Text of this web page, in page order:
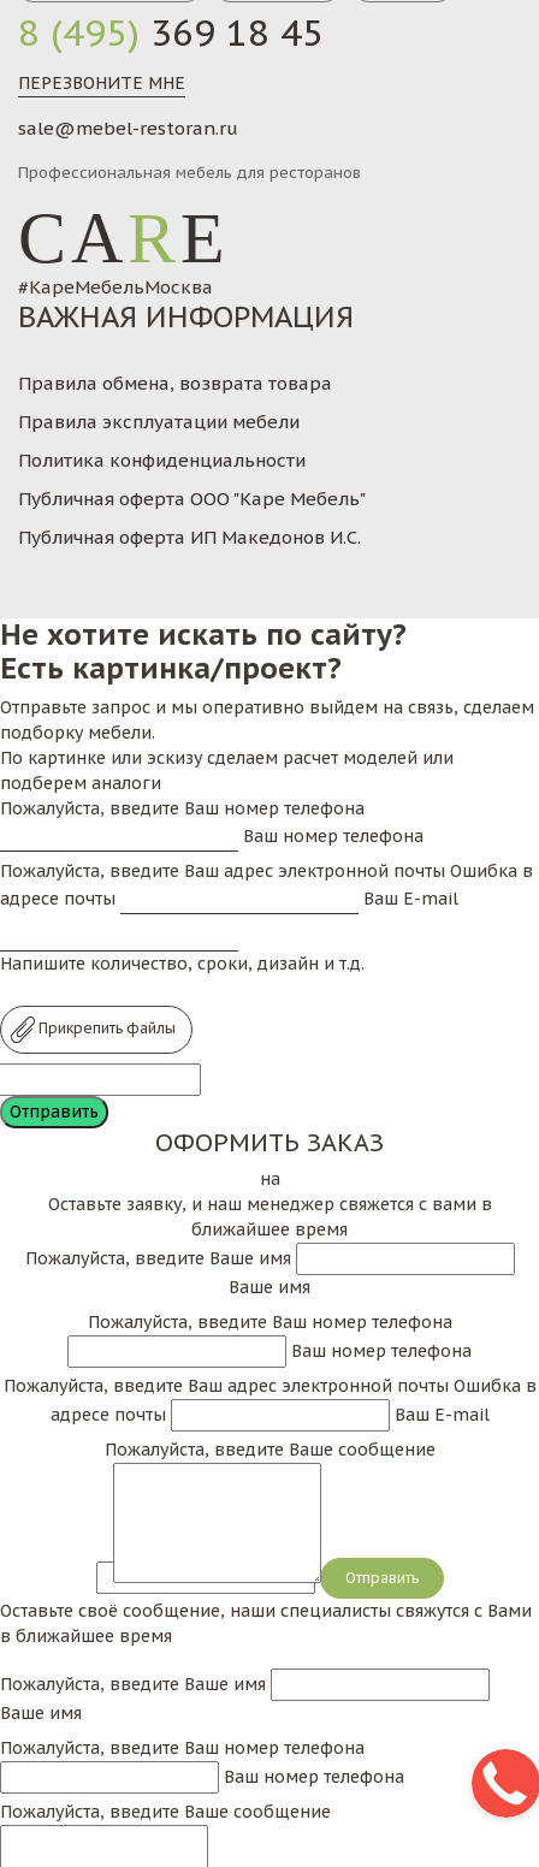
8 (495) 369 18 45
ПЕРЕЗВОНИТЕ МНЕ
sale@mebel-restoran.ru
Профессиональная мебель для ресторанов
CARE
#КареМебельМосква
ВАЖНАЯ ИНФОРМАЦИЯ
Правила обмена, возврата товара
Правила эксплуатации мебели
Политика конфиденциальности
Публичная оферта ООО "Каре Мебель"
Публичная оферта ИП Македонов И.С.
Не хотите искать по сайту?
Есть картинка/проект?
Отправьте запрос и мы оперативно выйдем на связь, сделаем
подборку мебели.
По картинке или эскизу сделаем расчет моделей или
подберем аналоги
Пожалуйста, введите Ваш номер телефона
Ваш номер телефона
Пожалуйста, введите Ваш адрес электронной почты Ошибка в
адресе почты
Ваш E-mail
Напишите количество, сроки, дизайн и т.д.
Прикрепить файлы
ОФОРМИТЬ ЗАКАЗ
на
Оставьте заявку, и наш менеджер свяжется с вами в
ближайшее время
Пожалуйста, введите Ваше имя
Ваше имя
Пожалуйста, введите Ваш номер телефона
Ваш номер телефона
Пожалуйста, введите Ваш адрес электронной почты Ошибка в
адресе почты
Ваш E-mail
Пожалуйста, введите Ваше сообщение
Сообщение
Оставьте своё сообщение, наши специалисты свяжутся с Вами
в ближайшее время
Пожалуйста, введите Ваше имя
Ваше имя
Пожалуйста, введите Ваш номер телефона
Ваш номер телефона
Пожалуйста, введите Ваше сообщение